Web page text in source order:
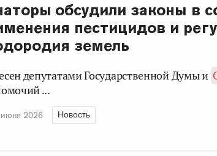
обсудили законы в
пестицидов и
земель
депутатами Государственной Думы и
...
2026 Новость